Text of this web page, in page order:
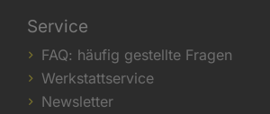
Service
FAQ: häufig gestellte Fragen
Werkstattservice
Newsletter